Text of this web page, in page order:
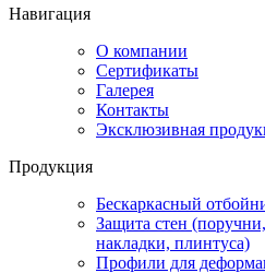
Навигация
О компании
Сертификаты
Галерея
Контакты
Эксклюзивная
Продукция
Бескаркасный
Защита стен
накладки, плинтуса)
Профили для